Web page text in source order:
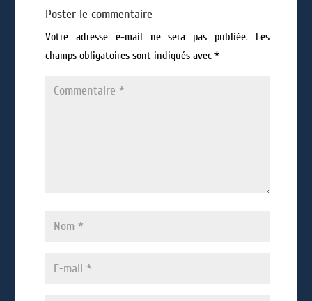
Poster le commentaire
Votre adresse e-mail ne sera pas publiée.
Les
champs obligatoires sont indiqués avec *